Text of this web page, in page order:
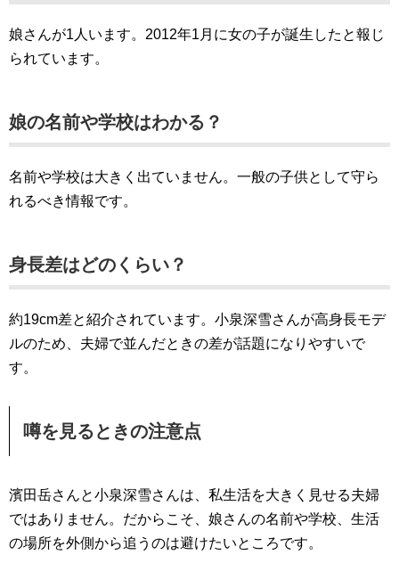
娘さんが1人います。2012年1月に女の子が誕生したと報じ
られています。
娘の名前や学校はわかる？
名前や学校は大きく出ていません。一般の子供として守ら
れるべき情報です。
身長差はどのくらい？
約19cm差と紹介されています。小泉深雪さんが高身長モデ
ルのため、夫婦で並んだときの差が話題になりやすいで
す。
噂を見るときの注意点
濱田岳さんと小泉深雪さんは、私生活を大きく見せる夫婦
ではありません。だからこそ、娘さんの名前や学校、生活
の場所を外側から追うのは避けたいところです。